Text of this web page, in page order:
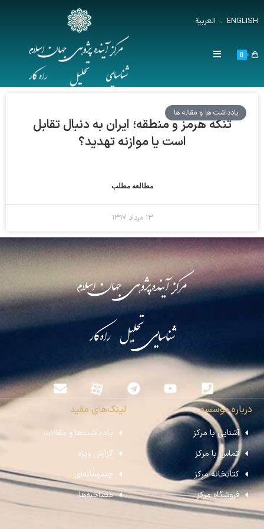
ENGLISH
. العربية
0
یادداشت ها و مقاله ها
تنگه هرمز و منطقه؛ ایران به دنبال تقابل
است یا موازنه تهدید؟
مطالعه مطلب
۱۳ مرداد ۱۳۹۷
مرکز آینده‌پژوهی جهان اسلام
شناسایی تحلیل راه‌کار
درباره موسسه
آشنایی با مرکز
تماس با مرکز
کتابخانه مرکز
فروشگاه مرکز
لینک‌های مفید
یادداشت‌ها و مقالات
گزارش ویژه
چندرسانه‌ای
مصاحبه‌ها